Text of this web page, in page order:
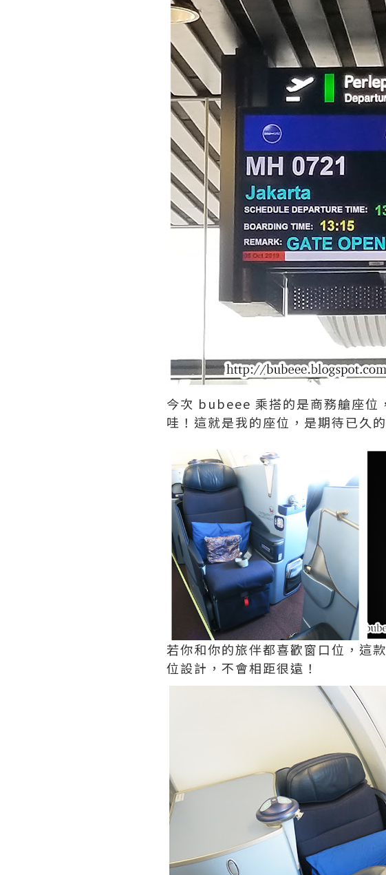
今次 bubeee 乘搭的是商務艙座位
哇！這就是我的座位，是期待已久
若你和你的旅伴都喜歡窗口位，這
位設計，不會相距很遠！